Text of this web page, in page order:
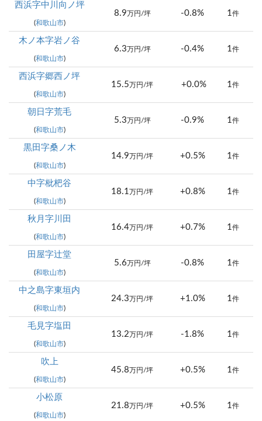
西浜字中川向ノ坪
(和歌山市)
8.9 万円/坪 -0.8% 1件
木ノ本字岩ノ谷
(和歌山市)
6.3 万円/坪 -0.4% 1件
西浜字郷西ノ坪
(和歌山市)
15.5 万円/坪 +0.0% 1件
朝日字荒毛
(和歌山市)
5.3 万円/坪 -0.9% 1件
黒田字桑ノ木
(和歌山市)
14.9 万円/坪 +0.5% 1件
中字枇杷谷
(和歌山市)
18.1 万円/坪 +0.8% 1件
秋月字川田
(和歌山市)
16.4万円/坪 +0.7% 1件
田屋字辻堂
(和歌山市)
5.6 万円/坪 -0.8% 1件
中之島字東垣内
(和歌山市)
24.3 万円/坪 +1.0% 1件
毛見字塩田
(和歌山市)
13.2 万円/坪 -1.8% 1件
吹上
(和歌山市)
45.8 万円/坪 +0.5% 1件
小松原
(和歌山市)
21.8 万円/坪 +0.5% 1件